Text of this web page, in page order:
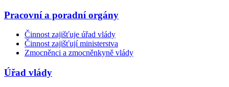
Pracovní a poradní orgány
Činnost zajišťuje úřad vlády
Činnost zajišťují ministerstva
Zmocněnci a zmocněnkyně vlády
Úřad vlády